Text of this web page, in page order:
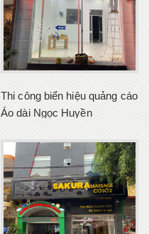
Thi công biển hiệu quảng cáo
Áo dài Ngọc Huyền